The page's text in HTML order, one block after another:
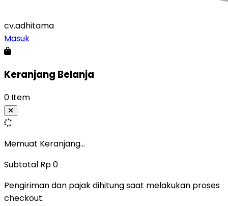
cv.adhitama
Masuk
Keranjang Belanja
0 Item
Memuat Keranjang...
Subtotal Rp 0
Pengiriman dan pajak dihitung saat melakukan proses
checkout.